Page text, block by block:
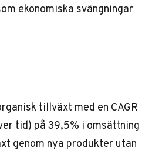
ekonomiska svängningar
tillväxt med en CAGR
tid) på 39,5% i omsättning
genom nya produkter utan